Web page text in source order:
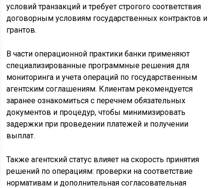
условий транзакций и требует строгого соответствия
договорным условиям государственных контрактов и
грантов.
В части операционной практики банки применяют
специализированные программные решения для
мониторинга и учета операций по государственным
агентским соглашениям. Клиентам рекомендуется
заранее ознакомиться с перечнем обязательных
документов и процедур, чтобы минимизировать
задержки при проведении платежей и получении
выплат.
Также агентский статус влияет на скорость принятия
решений по операциям: проверки на соответствие
нормативам и дополнительная согласовательная